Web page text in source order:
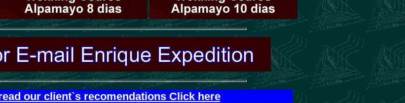
our client`s recomendations Click here